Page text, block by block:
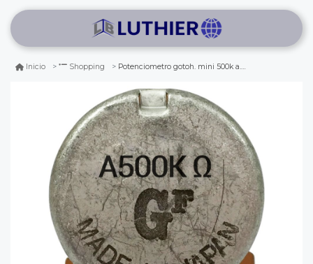
Inicio Shopping Potenciometro gotoh. mini 500k a. vastago largo